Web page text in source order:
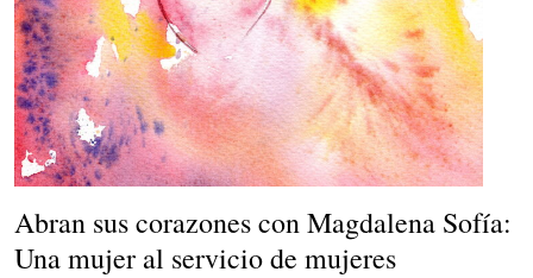
Abran sus corazones con Magdalena Sofía:
Una mujer al servicio de mujeres